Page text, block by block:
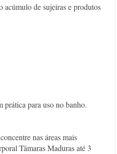
acúmulo de sujeiras e produtos
prática para uso no banho.
nas áreas mais
Tâmaras Maduras até 3